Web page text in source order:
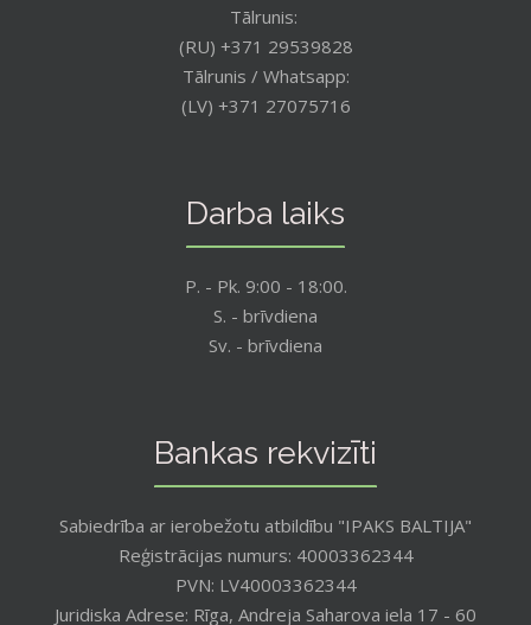
Tālrunis:
(RU) +371 29539828
Tālrunis / Whatsapp:
(LV) +371 27075716
Darba laiks
P. - Pk. 9:00 - 18:00.
S. - brīvdiena
Sv. - brīvdiena
Bankas rekvizīti
Sabiedrība ar ierobežotu atbildību "IPAKS BALTIJA"
Reģistrācijas numurs: 40003362344
PVN: LV40003362344
Juridiska Adrese: Rīga, Andreja Saharova iela 17 - 60